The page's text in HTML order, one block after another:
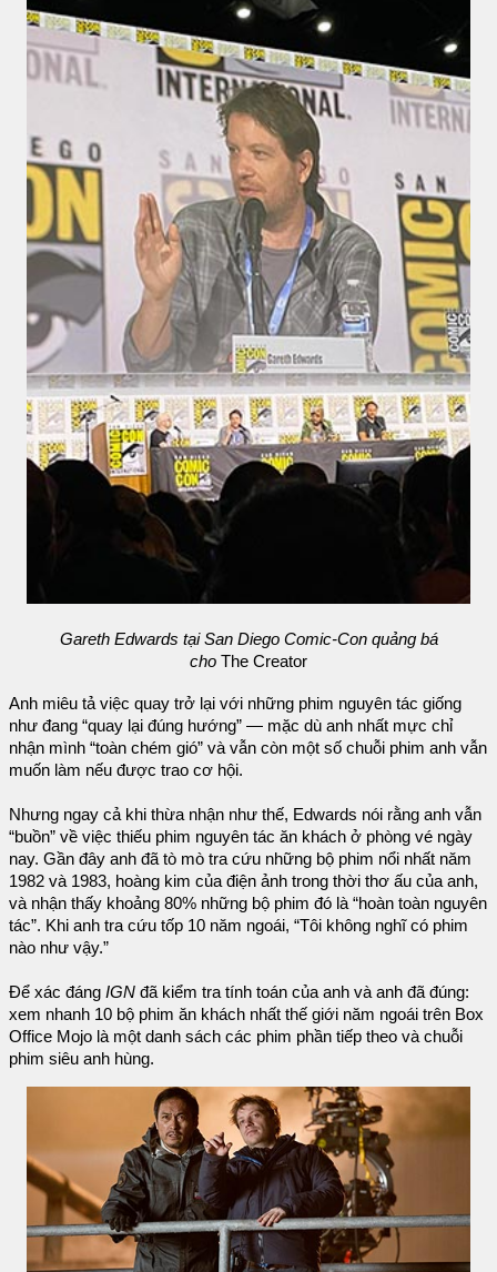
Gareth Edwards tại San Diego Comic-Con quảng bá
cho The Creator
Anh miêu tả việc quay trở lại với những phim nguyên tác giống
như đang “quay lại đúng hướng” — mặc dù anh nhất mực chỉ
nhận mình “toàn chém gió” và vẫn còn một số chuỗi phim anh vẫn
muốn làm nếu được trao cơ hội.
Nhưng ngay cả khi thừa nhận như thế, Edwards nói rằng anh vẫn
“buồn” về việc thiếu phim nguyên tác ăn khách ở phòng vé ngày
nay. Gần đây anh đã tò mò tra cứu những bộ phim nổi nhất năm
1982 và 1983, hoàng kim của điện ảnh trong thời thơ ấu của anh,
và nhận thấy khoảng 80% những bộ phim đó là “hoàn toàn nguyên
tác”. Khi anh tra cứu tốp 10 năm ngoái, “Tôi không nghĩ có phim
nào như vậy.”
Để xác đáng IGN đã kiểm tra tính toán của anh và anh đã đúng:
xem nhanh 10 bộ phim ăn khách nhất thế giới năm ngoái trên Box
Office Mojo là một danh sách các phim phần tiếp theo và chuỗi
phim siêu anh hùng.